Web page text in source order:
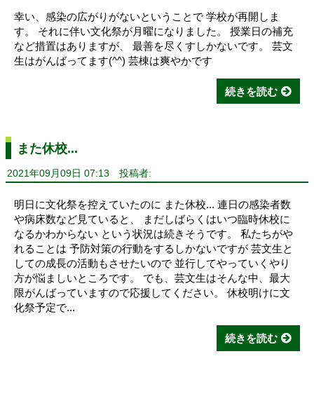
幸い、感染の広がりがないということで 学校が再開しま
す。 それに伴い文化祭が月曜になりました。 授業日の補充
など措置はありますが、 最善を尽くすしかないです。 芸文
生はがんばってます(^^) 芸棟は爽やかです
続きを読む
また休校...
2021年09月09日 07:13 投稿者:
明日に文化祭を控えていたのに また休校... 連日の感染者数
や病床数など見ていると、 まだしばらくはいつ臨時休校に
なるかわからない という状況は続きそうです。 私たちがや
れることは 予防対策の行動をするしかないですが 芸文生と
しての成長の活動もさせたいので 並行してやっていくやり
方が悩ましいところです。 でも、芸文生はそんな中、最大
限がんばっていますので応援してください。 休校明けに文
化祭予定で...
続きを読む